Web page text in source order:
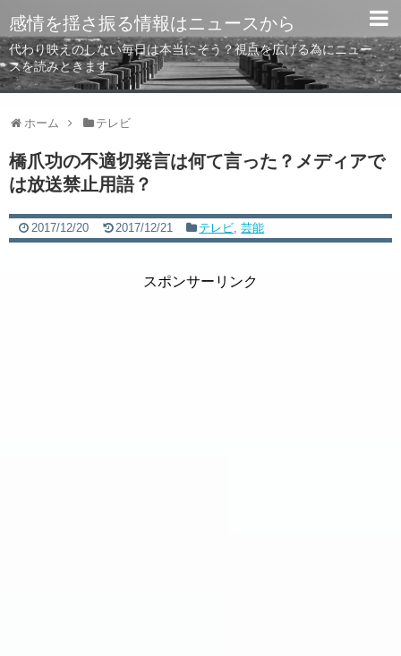
感情を揺さ振る情報はニュースから
代わり映えのしない毎日は本当にそう？視点を広げる為にニュー
スを読みときます
ホーム テレビ
橋爪功の不適切発言は何て言った？メディアで
は放送禁止用語？
2017/12/20 2017/12/21 テレビ,芸能
スポンサーリンク